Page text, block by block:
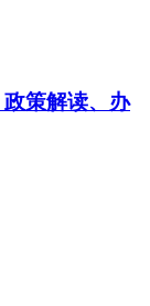
策解读、办